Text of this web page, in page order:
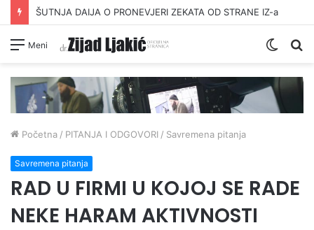
ŠUTNJA DAIJA O PRONEVJERI ZEKATA OD STRANE IZ-a
Meni
Switch
Početna / PITANJA I ODGOVORI / Savremena pitanja
Savremena pitanja
RAD U FIRMI U KOJOJ SE RADE
NEKE HARAM AKTIVNOSTI